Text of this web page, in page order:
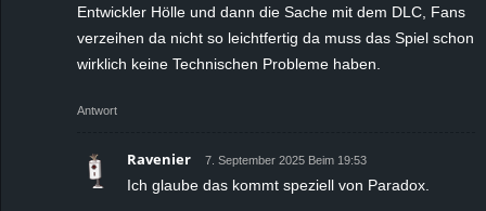
Entwickler Hölle und dann die Sache mit dem DLC, Fans
verzeihen da nicht so leichtfertig da muss das Spiel schon
wirklich keine Technischen Probleme haben.
Antwort
Ravenier 7. September 2025 Beim 19:53
Ich glaube das kommt speziell von Paradox.